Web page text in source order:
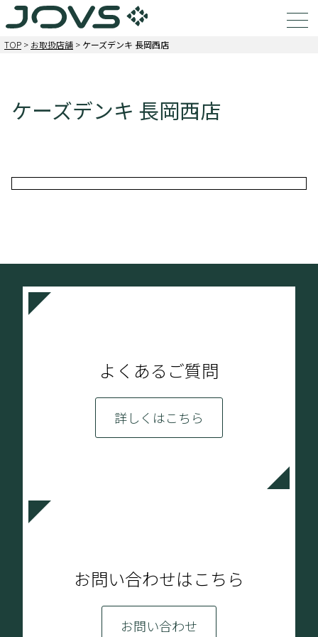
TOP > お取扱店舗 > ケーズデンキ 長岡西店
ケーズデンキ 長岡西店
よくあるご質問
詳しくはこちら
お問い合わせはこちら
お問い合わせ